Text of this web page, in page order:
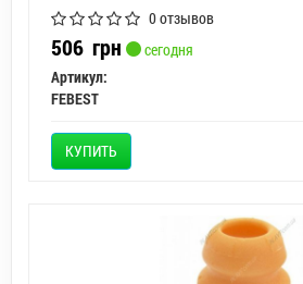
0 отзывов
506 грн
сегодня
Артикул:
FEBEST
КУПИТЬ